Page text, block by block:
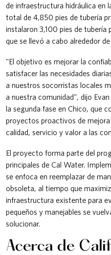
de infraestructura hidráulica en
total de 4,850 pies de tubería
instalaron 3,100 pies de tubería
que se llevó a cabo alrededor
"El objetivo es mejorar la
satisfacer las necesidades
a nuestros socorristas locales
a nuestra comunidad", dijo
la segunda fase en Chico, que
proyectos proactivos de
calidad, servicio y valor a las
El proyecto forma parte del
principales de Cal Water.
se enfoca en reemplazar de
obsoleta, al tiempo que
infraestructura existente para
pequeños y manejables se
solucionar.
Acerca de